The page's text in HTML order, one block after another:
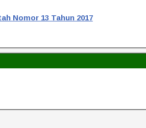
Nomor 13 Tahun 2017